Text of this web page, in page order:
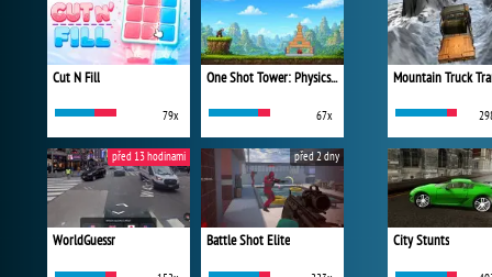
Cut N Fill
79x
One Shot Tower: Physics Destroyer
67x
WorldGuessr
před 13 hodinami
Battle Shot Elite
před 2 dny
Mountain Truck
City Stunts